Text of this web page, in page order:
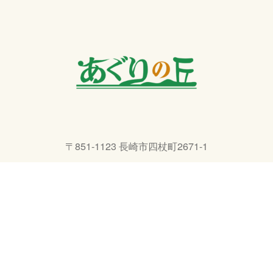
〒851-1123 長崎市四杖町2671-1